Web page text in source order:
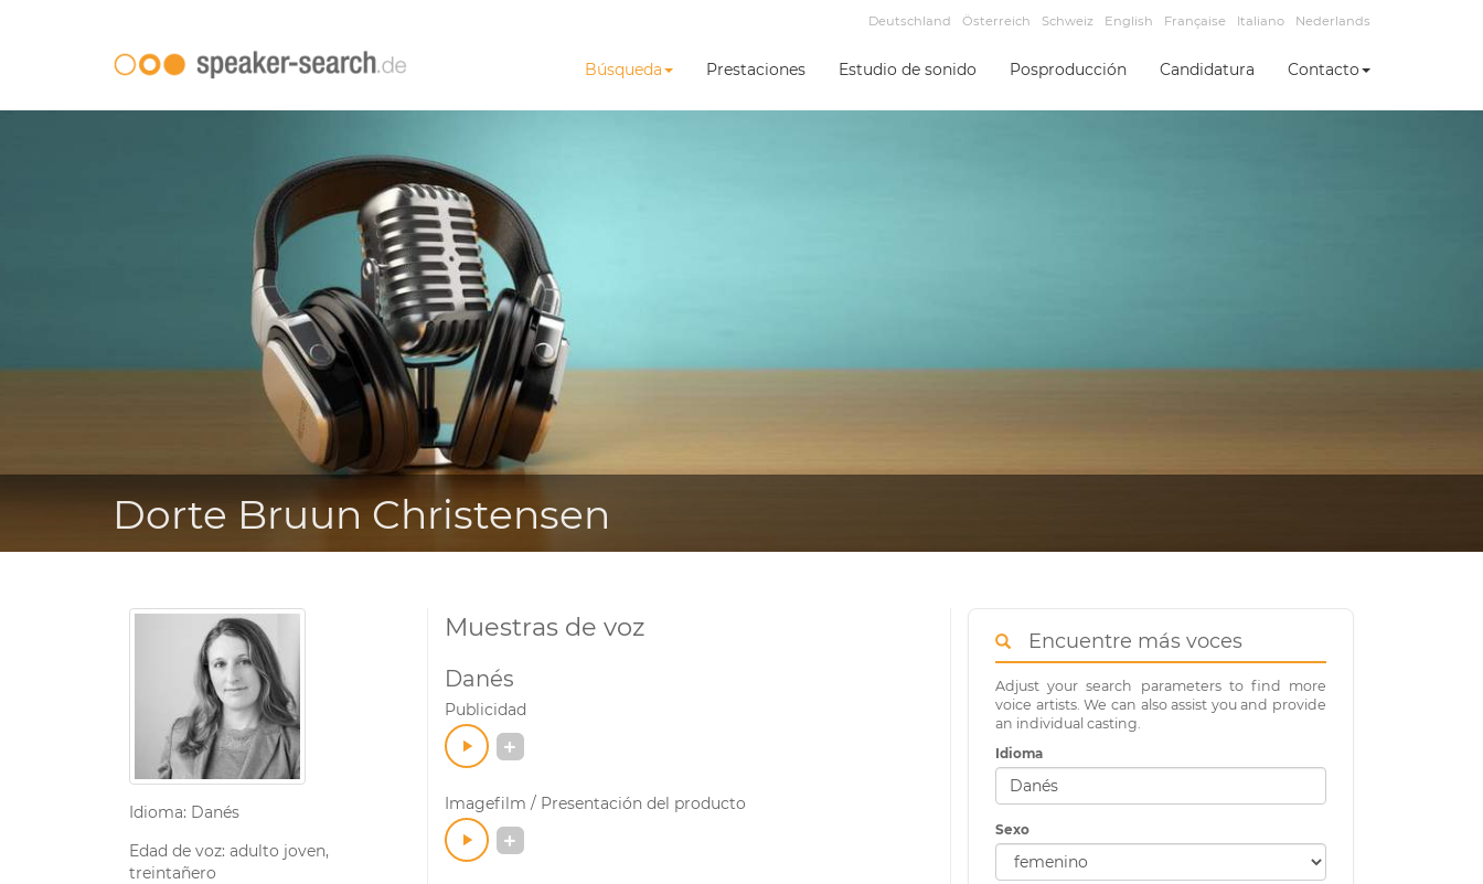
Deutschland Österreich Schweiz English Française Italiano Nederlands
Búsqueda Prestaciones Estudio de sonido Posproducción Candidatura Contacto
Dorte Bruun Christensen
Idioma: Danés
Edad de voz: adulto joven,
treintañero
Muestras de voz
Danés
Publicidad
Imagefilm / Presentación del producto
Encuentre más voces
Adjust your search parameters to find more
voice artists. We can also assist you and provide
an individual casting.
Idioma
Sexo